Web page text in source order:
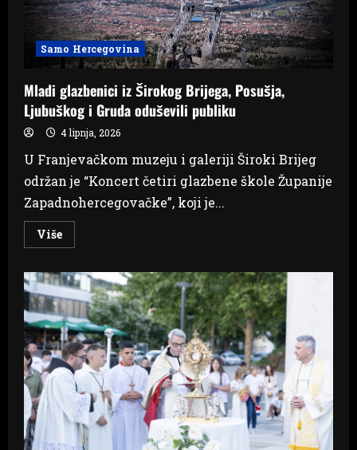
Samo Hercegovina
Mladi glazbenici iz Širokog Brijega, Posušja,
Ljubuškog i Gruda oduševili publiku
4 lipnja, 2026
U Franjevačkom muzeju i galeriji Široki Brijeg
održan je “Koncert četiri glazbene škole Županije
Zapadnohercegovačke”, koji je...
VišeRead
more
glazbenici
iz
Širokog
Brijega,
Posušja,
Ljubuškog
i
Gruda
oduševili
publiku